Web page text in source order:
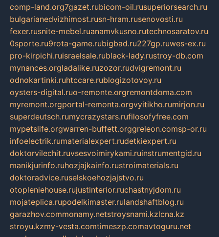
comp-land.org7gazet.rubicom-oil.rusuperiorsearch.ru
bulgarianedvizhimost.rusn-hram.rusenovosti.ru
fexer.rusnite-mebel.ruanamvkusno.rutechnosaratov.ru
0sporte.ru9rota-game.rubigbad.ru227gp.ruwes-ex.ru
pro-kirpichi.ruisraelsale.rublack-lady.rustroy-db.com
mynances.orgladalike.ruzozor.rudvigremont.ru
odnokartinki.ruhtccare.rublogizotovoy.ru
oysters-digital.ruo-remonte.orgremontdoma.com
myremont.orgportal-remonta.orgvyitikho.rumirjon.ru
superdeutsch.rumycrazystars.rufilosofyfree.com
mypetslife.orgwarren-buffett.orggreleon.comsp-or.ru
infoelectrik.rumaterialexpert.rudetkiexpert.ru
doktorvilechit.ruvsesvoimirykami.ruinstrumentgid.ru
manikjurinfo.ruhozjajkainfo.rustroimaterials.ru
doktoradvice.ruselskoehozjajstvo.ru
otopleniehouse.rujustinterior.ruchastnyjdom.ru
mojateplica.rupodelkimaster.rulandshaftblog.ru
garazhov.commonamy.netstroysnami.kzlcna.kz
stroyu.kzmy-vesta.comtimeszp.comavtoguru.net